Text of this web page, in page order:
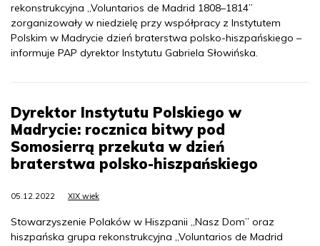
rekonstrukcyjna „Voluntarios de Madrid 1808–1814”
zorganizowały w niedzielę przy współpracy z Instytutem
Polskim w Madrycie dzień braterstwa polsko-hiszpańskiego –
informuje PAP dyrektor Instytutu Gabriela Słowińska.
Dyrektor Instytutu Polskiego w
Madrycie: rocznica bitwy pod
Somosierrą przekuta w dzień
braterstwa polsko-hiszpańskiego
05.12.2022 XIX wiek
Stowarzyszenie Polaków w Hiszpanii „Nasz Dom” oraz
hiszpańska grupa rekonstrukcyjna „Voluntarios de Madrid